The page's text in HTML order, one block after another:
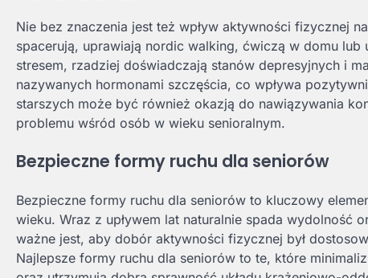
Nie bez znaczenia jest też wpływ aktywności fizycznej
spacerują, uprawiają nordic walking, ćwiczą w domu
stresem, rzadziej doświadczają stanów depresyjnych i
nazywanych hormonami szczęścia, co wpływa
starszych może być również okazją do nawiązywania
problemu wśród osób w wieku senioralnym.
Bezpieczne formy ruchu dla seniorów
Bezpieczne formy ruchu dla seniorów to kluczowy
wieku. Wraz z upływem lat naturalnie spada wydolność
ważne jest, aby dobór aktywności fizycznej był
Najlepsze formy ruchu dla seniorów to te, które